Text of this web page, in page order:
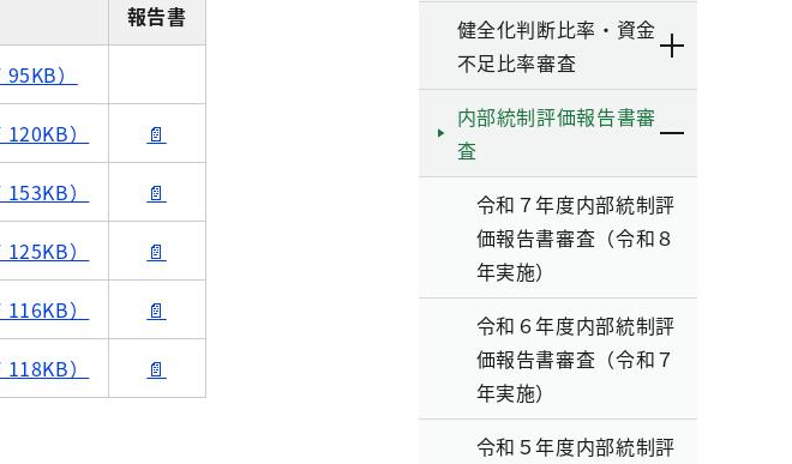
報告書
）
） 📄
） 📄
） 📄
） 📄
）
📄
健全化判断比率・資金
不足比率審査
内部統制評価報告書審
査
令和７年度内部統制評
価報告書審査（令和８
年実施）
令和６年度内部統制評
価報告書審査（令和７
年実施）
令和５年度内部統制評